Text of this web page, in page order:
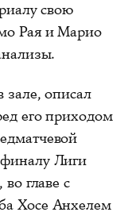
свою
Рая и Марио
зале, описал
его приходом
Лиги
главе с
Хосе Анхелем